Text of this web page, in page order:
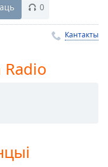
0
Кантакты
Radio